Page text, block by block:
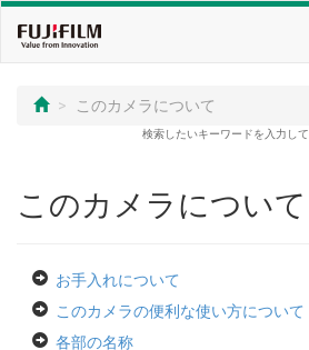
このカメラについて
検索したいキーワードを入力して
このカメラについて
お手入れについて
このカメラの便利な使い方について
各部の名称